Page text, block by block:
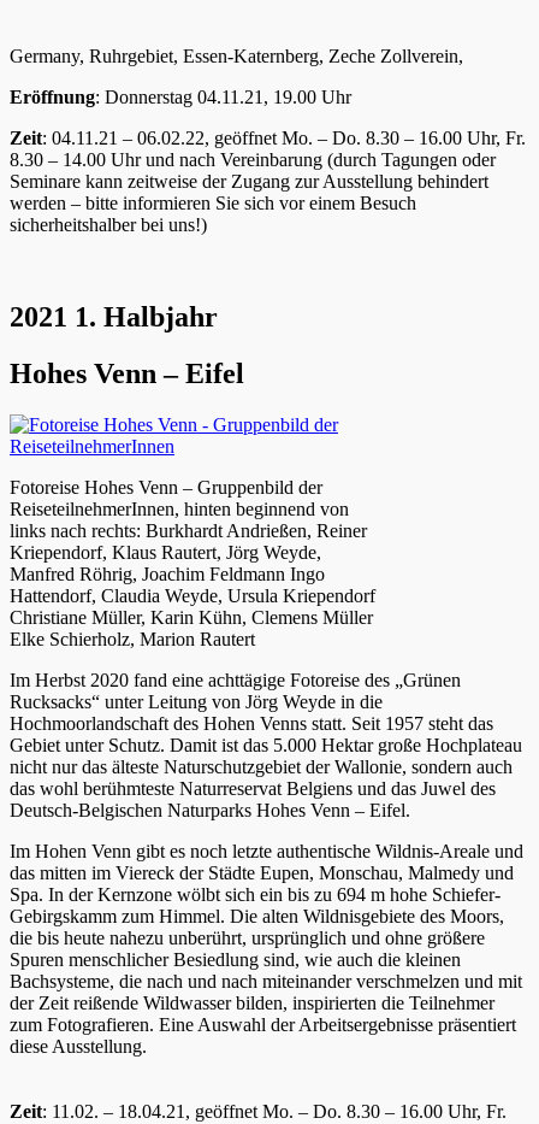
Germany, Ruhrgebiet, Essen-Katernberg, Zeche Zollverein,
Eröffnung: Donnerstag 04.11.21, 19.00 Uhr
Zeit: 04.11.21 – 06.02.22, geöffnet Mo. – Do. 8.30 – 16.00 Uhr, Fr.
8.30 – 14.00 Uhr und nach Vereinbarung (durch Tagungen oder
Seminare kann zeitweise der Zugang zur Ausstellung behindert
werden – bitte informieren Sie sich vor einem Besuch
sicherheitshalber bei uns!)
2021 1. Halbjahr
Hohes Venn – Eifel
Fotoreise Hohes Venn – Gruppenbild der
ReiseteilnehmerInnen, hinten beginnend von
links nach rechts: Burkhardt Andrießen, Reiner
Kriependorf, Klaus Rautert, Jörg Weyde,
Manfred Röhrig, Joachim Feldmann Ingo
Hattendorf, Claudia Weyde, Ursula Kriependorf
Christiane Müller, Karin Kühn, Clemens Müller
Elke Schierholz, Marion Rautert
Im Herbst 2020 fand eine achttägige Fotoreise des „Grünen
Rucksacks“ unter Leitung von Jörg Weyde in die
Hochmoorlandschaft des Hohen Venns statt. Seit 1957 steht das
Gebiet unter Schutz. Damit ist das 5.000 Hektar große Hochplateau
nicht nur das älteste Naturschutzgebiet der Wallonie, sondern auch
das wohl berühmteste Naturreservat Belgiens und das Juwel des
Deutsch-Belgischen Naturparks Hohes Venn – Eifel.
Im Hohen Venn gibt es noch letzte authentische Wildnis-Areale und
das mitten im Viereck der Städte Eupen, Monschau, Malmedy und
Spa. In der Kernzone wölbt sich ein bis zu 694 m hohe Schiefer-
Gebirgskamm zum Himmel. Die alten Wildnisgebiete des Moors,
die bis heute nahezu unberührt, ursprünglich und ohne größere
Spuren menschlicher Besiedlung sind, wie auch die kleinen
Bachsysteme, die nach und nach miteinander verschmelzen und mit
der Zeit reißende Wildwasser bilden, inspirierten die Teilnehmer
zum Fotografieren. Eine Auswahl der Arbeitsergebnisse präsentiert
diese Ausstellung.
Zeit: 11.02. – 18.04.21, geöffnet Mo. – Do. 8.30 – 16.00 Uhr, Fr.